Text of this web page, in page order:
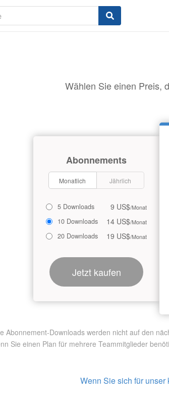
Wählen Sie einen Preis,
Abonnements
Monatlich Jährlich
5 Downloads 9 US$/Monat
10 Downloads 14 US$/Monat
20 Downloads 19 US$/Monat
Jetzt kaufen
Abonnement-Downloads werden nicht auf den
Sie einen Plan für mehrere Teammitglieder
Wenn Sie sich für